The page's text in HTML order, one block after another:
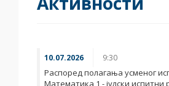
10.07.2026 9:30
Распоред полагања усменог
Математика 1 - јулски испитни